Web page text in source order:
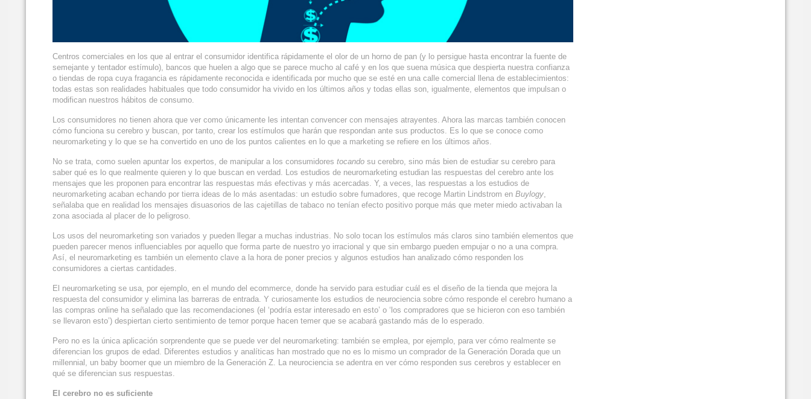
Centros comerciales en los que al entrar el consumidor identifica rápidamente el olor de un horno de pan (y lo persigue hasta encontrar la fuente de
semejante y tentador estímulo), bancos que huelen a algo que se parece mucho al café y en los que suena música que despierta nuestra confianza
o tiendas de ropa cuya fragancia es rápidamente reconocida e identificada por mucho que se esté en una calle comercial llena de establecimientos:
todas estas son realidades habituales que todo consumidor ha vivido en los últimos años y todas ellas son, igualmente, elementos que impulsan o
modifican nuestros hábitos de consumo.
Los consumidores no tienen ahora que ver como únicamente les intentan convencer con mensajes atrayentes. Ahora las marcas también conocen
cómo funciona su cerebro y buscan, por tanto, crear los estímulos que harán que respondan ante sus productos. Es lo que se conoce como
neuromarketing y lo que se ha convertido en uno de los puntos calientes en lo que a marketing se refiere en los últimos años.
No se trata, como suelen apuntar los expertos, de manipular a los consumidores tocando su cerebro, sino más bien de estudiar su cerebro para
saber qué es lo que realmente quieren y lo que buscan en verdad. Los estudios de neuromarketing estudian las respuestas del cerebro ante los
mensajes que les proponen para encontrar las respuestas más efectivas y más acercadas. Y, a veces, las respuestas a los estudios de
neuromarketing acaban echando por tierra ideas de lo más asentadas: un estudio sobre fumadores, que recoge Martin Lindstrom en Buylogy,
señalaba que en realidad los mensajes disuasorios de las cajetillas de tabaco no tenían efecto positivo porque más que meter miedo activaban la
zona asociada al placer de lo peligroso.
Los usos del neuromarketing son variados y pueden llegar a muchas industrias. No solo tocan los estímulos más claros sino también elementos que
pueden parecer menos influenciables por aquello que forma parte de nuestro yo irracional y que sin embargo pueden empujar o no a una compra.
Así, el neuromarketing es también un elemento clave a la hora de poner precios y algunos estudios han analizado cómo responden los
consumidores a ciertas cantidades.
El neuromarketing se usa, por ejemplo, en el mundo del ecommerce, donde ha servido para estudiar cuál es el diseño de la tienda que mejora la
respuesta del consumidor y elimina las barreras de entrada. Y curiosamente los estudios de neurociencia sobre cómo responde el cerebro humano a
las compras online ha señalado que las recomendaciones (el ‘podría estar interesado en esto’ o ‘los compradores que se hicieron con eso también
se llevaron esto’) despiertan cierto sentimiento de temor porque hacen temer que se acabará gastando más de lo esperado.
Pero no es la única aplicación sorprendente que se puede ver del neuromarketing: también se emplea, por ejemplo, para ver cómo realmente se
diferencian los grupos de edad. Diferentes estudios y analíticas han mostrado que no es lo mismo un comprador de la Generación Dorada que un
millennial, un baby boomer que un miembro de la Generación Z. La neurociencia se adentra en ver cómo responden sus cerebros y establecer en
qué se diferencian sus respuestas.
El cerebro no es suficiente